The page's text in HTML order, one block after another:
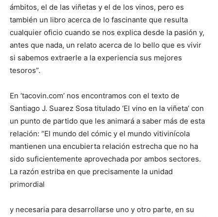
ámbitos, el de las viñetas y el de los vinos, pero es
también un libro acerca de lo fascinante que resulta
cualquier oficio cuando se nos explica desde la pasión y,
antes que nada, un relato acerca de lo bello que es vivir
si sabemos extraerle a la experiencia sus mejores
tesoros”.
En ‘tacovin.com’ nos encontramos con el texto de
Santiago J. Suarez Sosa titulado ‘El vino en la viñeta’ con
un punto de partido que les animará a saber más de esta
relación: “El mundo del cómic y el mundo vitivinícola
mantienen una encubierta relación estrecha que no ha
sido suficientemente aprovechada por ambos sectores.
La razón estriba en que precisamente la unidad
primordial
y necesaria para desarrollarse uno y otro parte, en su